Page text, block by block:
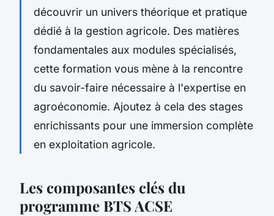
découvrir un univers théorique et pratique
dédié à la gestion agricole. Des matières
fondamentales aux modules spécialisés,
cette formation vous mène à la rencontre
du savoir-faire nécessaire à l'expertise en
agroéconomie. Ajoutez à cela des stages
enrichissants pour une immersion complète
en exploitation agricole.
Les composantes clés du
programme BTS ACSE